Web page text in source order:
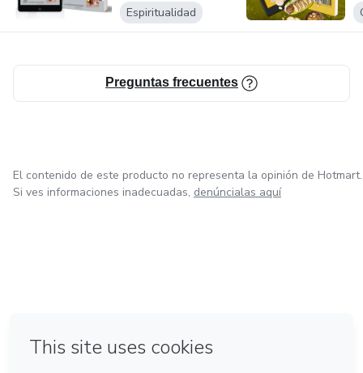
Espiritualidad
Preguntas frecuentes
El contenido de este producto no representa la opinión de Hotmart.
Si ves informaciones inadecuadas, denúncialas aquí
Hecho con❤ en Belo Horizonte